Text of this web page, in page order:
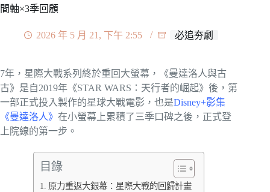
間軸×3季回顧
2026 年 5 月 21, 下午 2:55 必追夯劇
7年，星際大戰系列終於重回大螢幕，《曼達洛人與古
古》是自2019年《STAR WARS：天行者的崛起》後，第
一部正式投入製作的星球大戰電影，也是Disney+影集
《曼達洛人》 在小螢幕上累積了三季口碑之後，正式登
上院線的第一步。
目錄
原力重返大銀幕：星際大戰的回歸計畫